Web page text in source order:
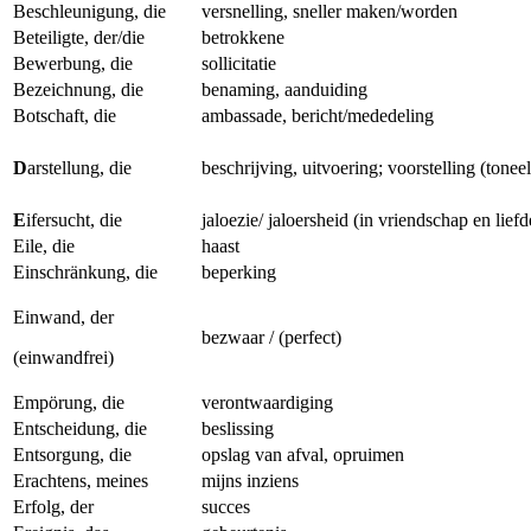
Beschleunigung, die
versnelling, sneller maken/worden
Beteiligte, der/die
betrokkene
Bewerbung, die
sollicitatie
Bezeichnung, die
benaming, aanduiding
Botschaft, die
ambassade, bericht/mededeling
Darstellung, die beschrijving, uitvoering; voorstelling
Eifersucht, die
jaloezie/ jaloersheid (in vriendschap en
Eile, die
haast
Einschränkung, die
beperking
Einwand, der
(einwandfrei)
bezwaar / (perfect)
Empörung, die
verontwaardiging
Entscheidung, die
beslissing
Entsorgung, die
opslag van afval, opruimen
Erachtens, meines
mijns inziens
Erfolg, der
succes